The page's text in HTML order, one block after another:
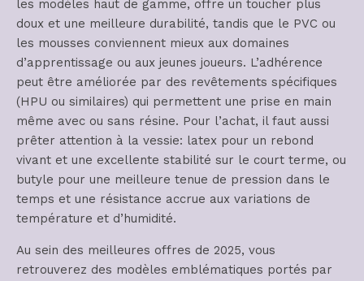
les modèles haut de gamme, offre un toucher plus
doux et une meilleure durabilité, tandis que le PVC ou
les mousses conviennent mieux aux domaines
d’apprentissage ou aux jeunes joueurs. L’adhérence
peut être améliorée par des revêtements spécifiques
(HPU ou similaires) qui permettent une prise en main
même avec ou sans résine. Pour l’achat, il faut aussi
prêter attention à la vessie: latex pour un rebond
vivant et une excellente stabilité sur le court terme, ou
butyle pour une meilleure tenue de pression dans le
temps et une résistance accrue aux variations de
température et d’humidité.
Au sein des meilleures offres de 2025, vous
retrouverez des modèles emblématiques portés par